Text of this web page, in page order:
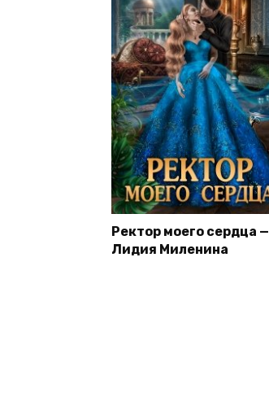
Ректор моего сердца —
Лидия Миленина